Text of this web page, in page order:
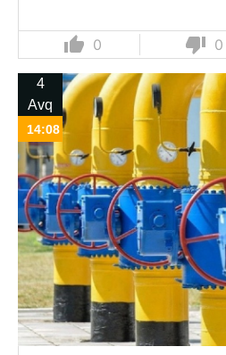
thumb_up 0 thumb_down 0
4
Avq
14:08